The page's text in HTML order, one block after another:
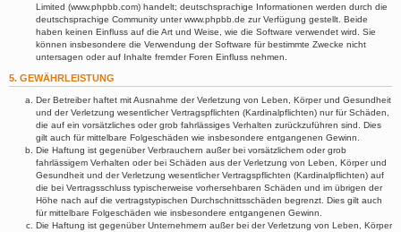
Limited (www.phpbb.com) handelt; deutschsprachige Informationen werden durch die
deutschsprachige Community unter www.phpbb.de zur Verfügung gestellt. Beide
haben keinen Einfluss auf die Art und Weise, wie die Software verwendet wird. Sie
können insbesondere die Verwendung der Software für bestimmte Zwecke nicht
untersagen oder auf Inhalte fremder Foren Einfluss nehmen.
5. GEWÄHRLEISTUNG
Der Betreiber haftet mit Ausnahme der Verletzung von Leben, Körper und Gesundheit
und der Verletzung wesentlicher Vertragspflichten (Kardinalpflichten) nur für Schäden,
die auf ein vorsätzliches oder grob fahrlässiges Verhalten zurückzuführen sind. Dies
gilt auch für mittelbare Folgeschäden wie insbesondere entgangenen Gewinn.
Die Haftung ist gegenüber Verbrauchern außer bei vorsätzlichem oder grob
fahrlässigem Verhalten oder bei Schäden aus der Verletzung von Leben, Körper und
Gesundheit und der Verletzung wesentlicher Vertragspflichten (Kardinalpflichten) auf
die bei Vertragsschluss typischerweise vorhersehbaren Schäden und im übrigen der
Höhe nach auf die vertragstypischen Durchschnittsschäden begrenzt. Dies gilt auch
für mittelbare Folgeschäden wie insbesondere entgangenen Gewinn.
Die Haftung ist gegenüber Unternehmern außer bei der Verletzung von Leben, Körper